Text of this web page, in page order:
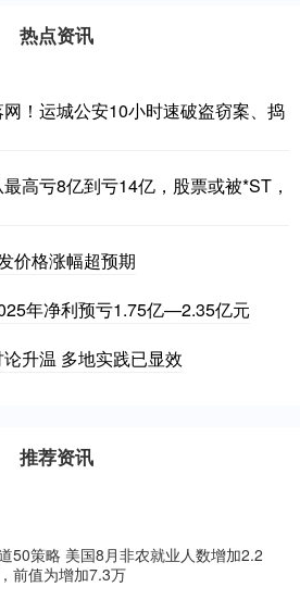
热点资讯
！运城公安10小时速破盗窃案、捣
高亏8亿到亏14亿，股票或被*ST，
价格涨幅超预期
年净利预亏1.75亿—2.35亿元
升温 多地实践已显效
推荐资讯
50策略 美国8月非农就业人数增加2.2
前值为增加7.3万